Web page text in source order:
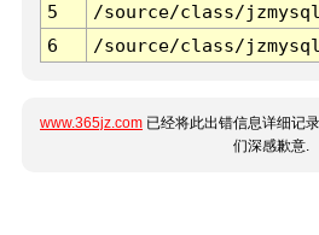
5
/source/class/
6
/source/class/
www.365jz.com 已经将此出错信息详细记
们深感歉意.